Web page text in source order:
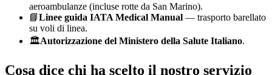
aeroambulanze (incluse rotte da San Marino).
📘Linee guida IATA Medical Manual — trasporto barellato
su voli di linea.
🏛️Autorizzazione del Ministero della Salute Italiano.
Cosa dice chi ha scelto il nostro servizio